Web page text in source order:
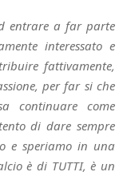
entrare a far parte
interessato e
fattivamente,
per far si che
continuare come
di dare sempre
e speriamo in una
è di TUTTI, è un